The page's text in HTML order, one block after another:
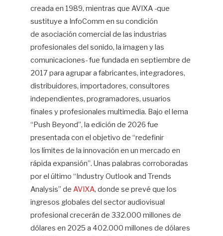
creada en 1989, mientras que AVIXA -que
sustituye a InfoComm en su condición
de asociación comercial de las industrias
profesionales del sonido, la imagen y las
comunicaciones- fue fundada en septiembre de
2017 para agrupar a fabricantes, integradores,
distribuidores, importadores, consultores
independientes, programadores, usuarios
finales y profesionales multimedia. Bajo el lema
“Push Beyond”, la edición de 2026 fue
presentada con el objetivo de “redefinir
los límites de la innovación en un mercado en
rápida expansión”. Unas palabras corroboradas
por el último “Industry Outlook and Trends
Analysis” de AVIXA, donde se prevé que los
ingresos globales del sector audiovisual
profesional crecerán de 332.000 millones de
dólares en 2025 a 402.000 millones de dólares